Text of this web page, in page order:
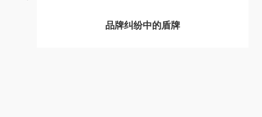
品牌纠纷中的盾牌